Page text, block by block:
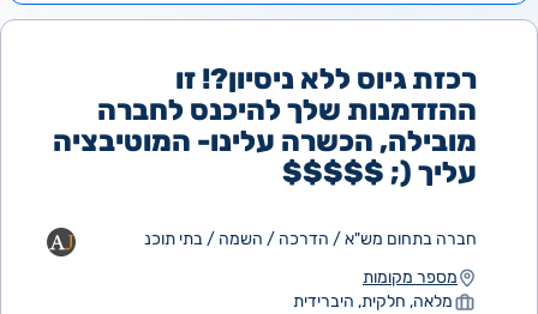
רכזת גיוס ללא ניסיון?! זו
ההזדמנות שלך להיכנס לחברה
מובילה, הכשרה עלינו- המוטיבציה
עליך (; $$$$$
חברה בתחום מש"א / הדרכה / השמה / בתי תוכנ
מספר מקומות
מלאה, חלקית, היברידית